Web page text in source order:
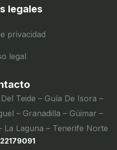
legales
privacidad
legal
Teide – Guía De Isora –
– Granadilla – Güimar –
La Laguna – Tenerife Norte